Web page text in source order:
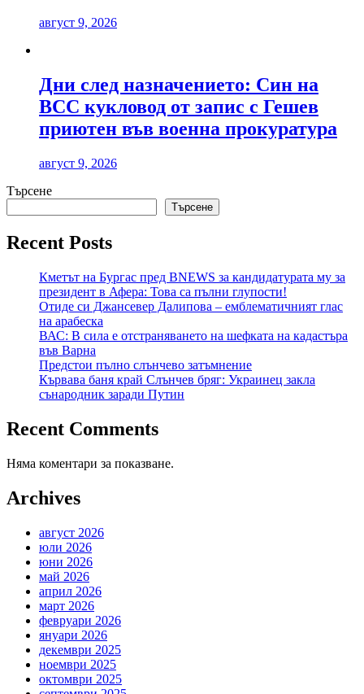
август 9, 2026
Дни след назначението: Син на
ВСС кукловод от запис с Гешев
приютен във военна прокуратура
август 9, 2026
Търсене
Търсене
Recent Posts
Кметът на Бургас пред BNEWS за кандидатурата му за
президент в Афера: Това са пълни глупости!
Отиде си Джансевер Далипова – емблематичният глас
на арабеска
ВАС: В сила е отстраняването на шефката на кадастъра
във Варна
Предстои пълно слънчево затъмнение
Кървава баня край Слънчев бряг: Украинец закла
сънародник заради Путин
Recent Comments
Няма коментари за показване.
Archives
август 2026
юли 2026
юни 2026
май 2026
април 2026
март 2026
февруари 2026
януари 2026
декември 2025
ноември 2025
октомври 2025